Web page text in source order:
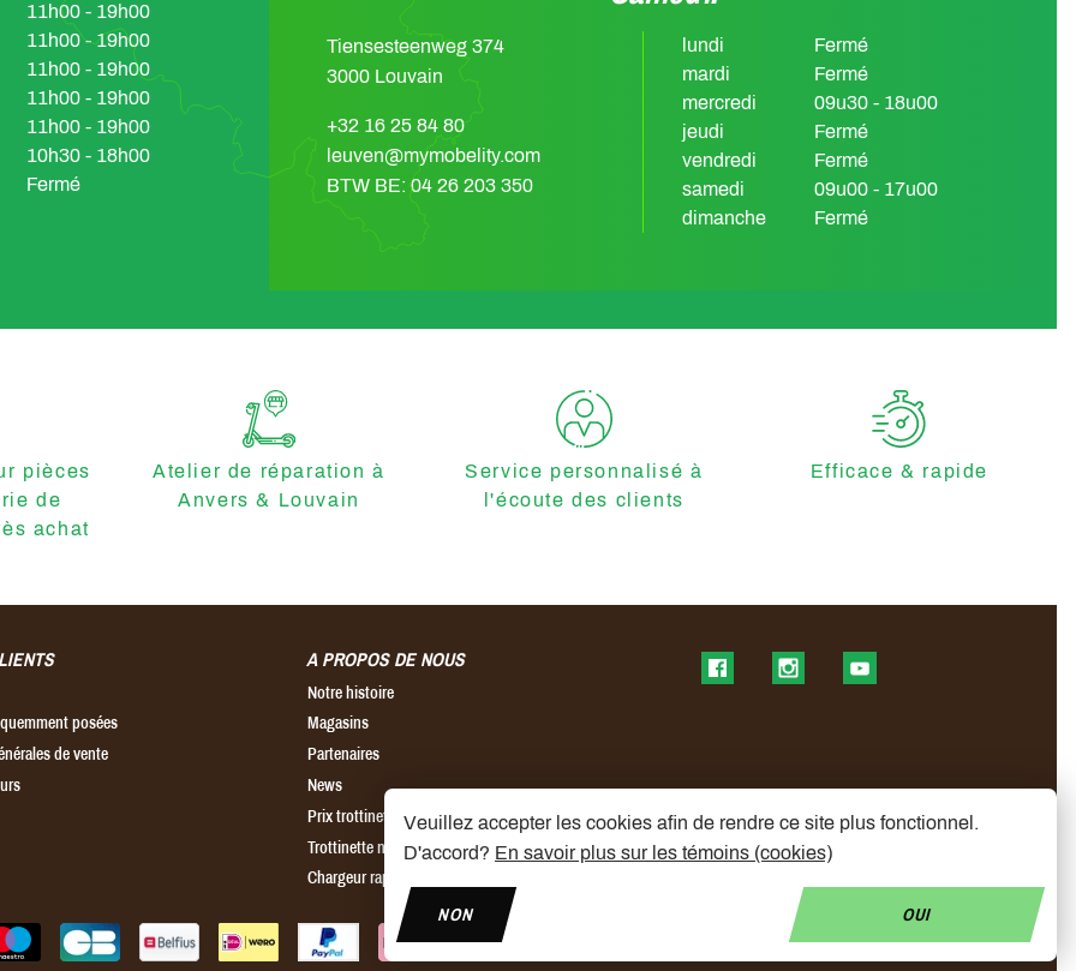
11h00 - 19h00
11h00 - 19h00
11h00 - 19h00
11h00 - 19h00
11h00 - 19h00
10h30 - 18h00
Fermé
Tiensesteenweg 374
3000 Louvain
+32 16 25 84 80
leuven@mymobelity.com
BTW BE: 04 26 203 350
lundi
Fermé
mardi
Fermé
mercredi
09u30 - 18u00
jeudi
Fermé
vendredi
Fermé
samedi
09u00 - 17u00
dimanche
Fermé
pièces
de
achat
Atelier de réparation à
Anvers & Louvain
Service personnalisé à
l'écoute des clients
Efficace & rapide
posées
de vente
A PROPOS DE NOUS
Notre histoire
Magasins
Partenaires
News
Prix trottinette électrique
Trottinette ninebot
Chargeur rapide pour trottinette électrique
Find us on FacebookFind us on InstagramFind us on YouTube
© Copyright 2026 My Mobelity
Made byPolaris DC- Designed byRadikal
Veuillez accepter les cookies afin de rendre ce site plus fonctionnel.
D'accord? En savoir plus sur les témoins (cookies)
NON OUI